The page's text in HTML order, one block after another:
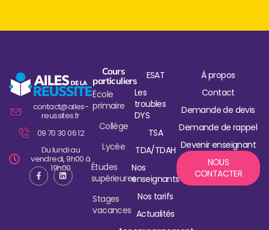
contact@ailes-
reussites.fr
09 70 30 06 12
Du lundi au
vendredi, 9h00 à
19h00
Cours
particuliers
École
primaire
Collège
Lycée
Études
supérieures
Stages
vacances
ESAT
Les
troubles
DYS
TSA
TDA/TDAH
Nos
enseignants
Nos tarifs
Actualités
À propos
Contact
Demande de devis
Demande de rappel
Devenir enseignant
NOUS
CONTACTER